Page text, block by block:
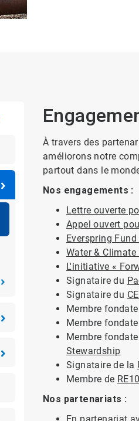
À travers des
améliorons notre
partout dans le
Nos engagements :
Lettre ouverte
Appel ouvert
Everspring
Water &
L'initiative «
Signataire du
Signataire du
Membre
Membre
Membre
Stewardship
Signataire de la
Membre de
Nos partenariats :